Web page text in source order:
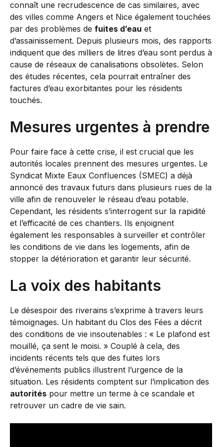
connaît une recrudescence de cas similaires, avec
des villes comme Angers et Nice également touchées
par des problèmes de fuites d’eau et
d’assainissement. Depuis plusieurs mois, des rapports
indiquent que des milliers de litres d’eau sont perdus à
cause de réseaux de canalisations obsolètes. Selon
des études récentes, cela pourrait entraîner des
factures d’eau exorbitantes pour les résidents
touchés.
Mesures urgentes à prendre
Pour faire face à cette crise, il est crucial que les
autorités locales prennent des mesures urgentes. Le
Syndicat Mixte Eaux Confluences (SMEC) a déjà
annoncé des travaux futurs dans plusieurs rues de la
ville afin de renouveler le réseau d’eau potable.
Cependant, les résidents s’interrogent sur la rapidité
et l’efficacité de ces chantiers. Ils enjoignent
également les responsables à surveiller et contrôler
les conditions de vie dans les logements, afin de
stopper la détérioration et garantir leur sécurité.
La voix des habitants
Le désespoir des riverains s’exprime à travers leurs
témoignages. Un habitant du Clos des Fées a décrit
des conditions de vie insoutenables : « Le plafond est
mouillé, ça sent le moisi. » Couplé à cela, des
incidents récents tels que des fuites lors
d’événements publics illustrent l’urgence de la
situation. Les résidents comptent sur l’implication des
autorités pour mettre un terme à ce scandale et
retrouver un cadre de vie sain.